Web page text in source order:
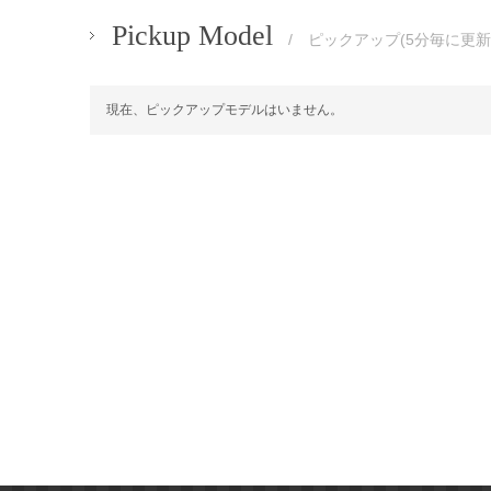
Pickup Model / ピックアップ(5分毎に更
現在、ピックアップモデルはいません。